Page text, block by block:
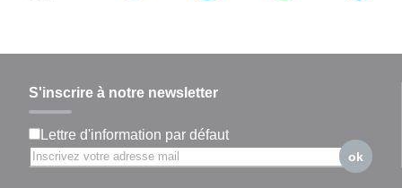
S'inscrire à notre newsletter
Lettre d'information par défaut
ok